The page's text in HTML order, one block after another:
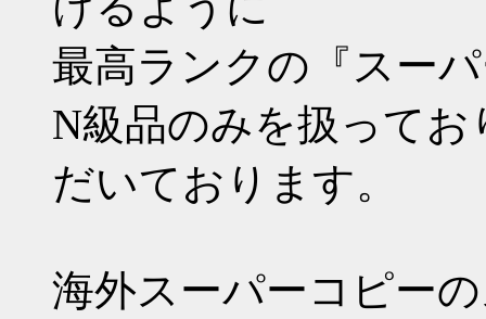
最高ランクの『スー
N級品のみを扱って
だいております。
海外スーパーコピー